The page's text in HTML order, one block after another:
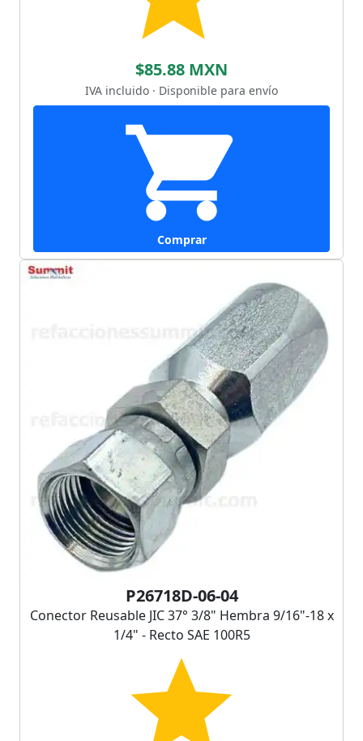
$85.88 MXN
IVA incluido · Disponible para envío
Comprar
P26718D-06-04
Conector Reusable JIC 37° 3/8" Hembra 9/16"-18 x
1/4" - Recto SAE 100R5